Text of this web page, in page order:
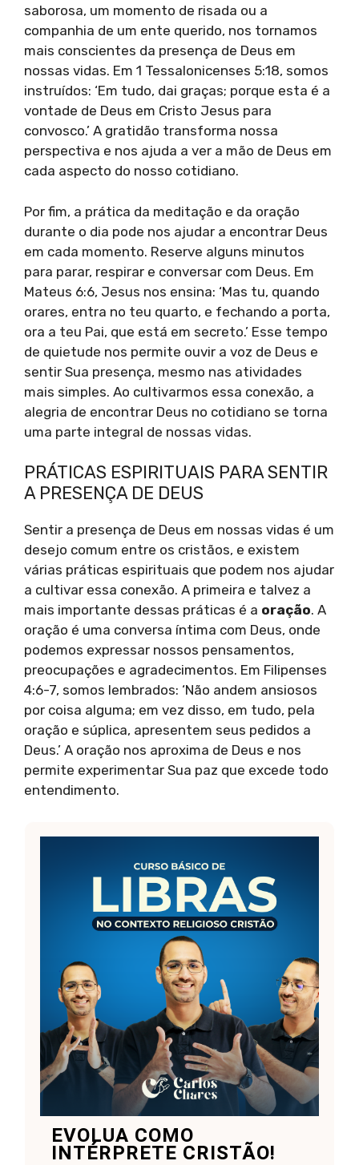
saborosa, um momento de risada ou a
companhia de um ente querido, nos tornamos
mais conscientes da presença de Deus em
nossas vidas. Em 1 Tessalonicenses 5:18, somos
instruídos: ‘Em tudo, dai graças; porque esta é a
vontade de Deus em Cristo Jesus para
convosco.’ A gratidão transforma nossa
perspectiva e nos ajuda a ver a mão de Deus em
cada aspecto do nosso cotidiano.
Por fim, a prática da meditação e da oração
durante o dia pode nos ajudar a encontrar Deus
em cada momento. Reserve alguns minutos
para parar, respirar e conversar com Deus. Em
Mateus 6:6, Jesus nos ensina: ‘Mas tu, quando
orares, entra no teu quarto, e fechando a porta,
ora a teu Pai, que está em secreto.’ Esse tempo
de quietude nos permite ouvir a voz de Deus e
sentir Sua presença, mesmo nas atividades
mais simples. Ao cultivarmos essa conexão, a
alegria de encontrar Deus no cotidiano se torna
uma parte integral de nossas vidas.
PRÁTICAS ESPIRITUAIS PARA SENTIR
A PRESENÇA DE DEUS
Sentir a presença de Deus em nossas vidas é um
desejo comum entre os cristãos, e existem
várias práticas espirituais que podem nos ajudar
a cultivar essa conexão. A primeira e talvez a
mais importante dessas práticas é a oração. A
oração é uma conversa íntima com Deus, onde
podemos expressar nossos pensamentos,
preocupações e agradecimentos. Em Filipenses
4:6-7, somos lembrados: ‘Não andem ansiosos
por coisa alguma; em vez disso, em tudo, pela
oração e súplica, apresentem seus pedidos a
Deus.’ A oração nos aproxima de Deus e nos
permite experimentar Sua paz que excede todo
entendimento.
EVOLUA COMO
INTÉRPRETE CRISTÃO!